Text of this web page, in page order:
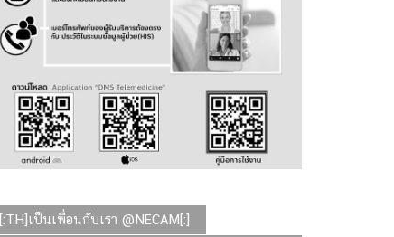
[:TH]เป็นเพื่อนกับเรา @NECAM[:]